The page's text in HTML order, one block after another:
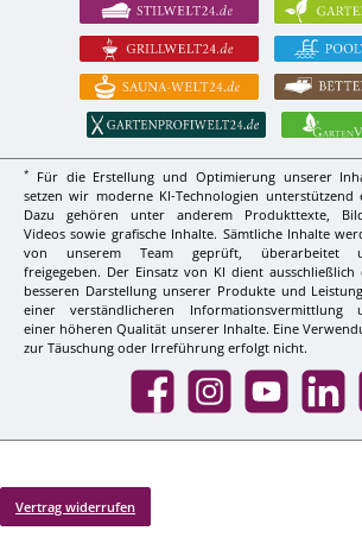
*
Für die Erstellung und Optimierung unserer
setzen wir moderne KI-Technologien unterstützend
Dazu gehören unter anderem Produkttexte,
Videos sowie grafische Inhalte. Sämtliche Inhalte
von unserem Team geprüft, überarbeitet
freigegeben. Der Einsatz von KI dient ausschließlich
besseren Darstellung unserer Produkte und
einer verständlicheren Informationsvermittlung
einer höheren Qualität unserer Inhalte. Eine
zur Täuschung oder Irreführung erfolgt nicht.
Facebook InstagramYouTube LinkedIn
Vertrag widerrufen